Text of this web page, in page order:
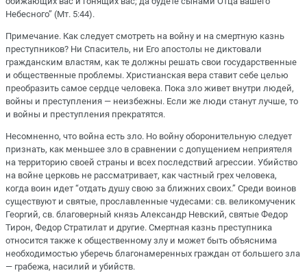
Небесного” (Мт. 5:44).
Примечание. Как следует смотреть на войну и на смертную казнь
преступников? Ни Спаситель, ни Его апостолы не диктовали
гражданским властям, как те должны решать свои государственные
и общественные проблемы. Христианская вера ставит себе целью
преобразить самое сердце человека. Пока зло живет внутри людей,
войны и преступления — неизбежны. Если же люди станут лучше, то
и войны и преступления прекратятся.
Несомненно, что война есть зло. Но войну оборонительную следует
признать, как меньшее зло в сравнении с допущением неприятеля
на территорию своей страны и всех последствий агрессии. Убийство
на войне церковь не рассматривает, как частный грех человека,
когда воин идет “отдать душу свою за ближних своих.” Среди воинов
существуют и святые, прославленные чудесами: св. великомученик
Георгий, св. благоверный князь Александр Невский, святые Федор
Тирон, Федор Стратилат и другие. Смертная казнь преступника
относится также к общественному злу и может быть объяснима
необходимостью уберечь благонамеренных граждан от большего зла
— грабежа, насилий и убийств.